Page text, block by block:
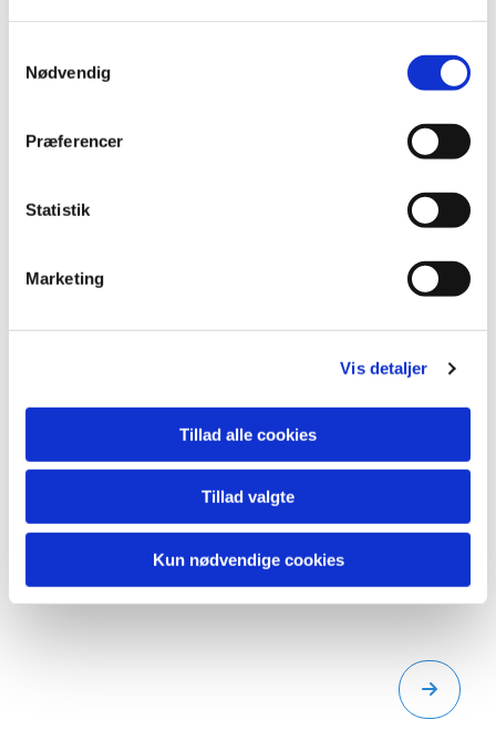
Nødvendig
Præferencer
Statistik
Marketing
Vis detaljer
Tillad alle cookies
Tillad valgte
Kun nødvendige cookies
her.
Godkendte navne
Vejledning om navne fra Familieretshuset.